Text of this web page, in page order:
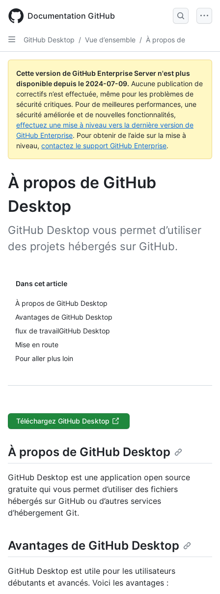
main
content
Documentation GitHub
GitHub Desktop / Vue d’ensemble / À propos de
Cette version de GitHub Enterprise Server n'est plus
disponible depuis le 2024-07-09. Aucune publication de
correctifs n’est effectuée, même pour les problèmes de
sécurité critiques. Pour de meilleures performances, une
sécurité améliorée et de nouvelles fonctionnalités,
effectuez une mise à niveau vers la dernière version de
GitHub Enterprise. Pour obtenir de l’aide sur la mise à
niveau, contactez le support GitHub Enterprise.
À propos de GitHub
Desktop
GitHub Desktop vous permet d’utiliser
des projets hébergés sur GitHub.
Dans cet article
À propos de GitHub Desktop
Avantages de GitHub Desktop
flux de travailGitHub Desktop
Mise en route
Pour aller plus loin
Téléchargez GitHub Desktop
À propos de GitHub Desktop
GitHub Desktop est une application open source
gratuite qui vous permet d’utiliser des fichiers
hébergés sur GitHub ou d’autres services
d’hébergement Git.
Avantages de GitHub Desktop
GitHub Desktop est utile pour les utilisateurs
débutants et avancés. Voici les avantages :